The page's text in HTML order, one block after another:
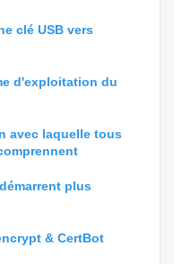
clé USB vers
d'exploitation du
avec laquelle tous
plus
& CertBot